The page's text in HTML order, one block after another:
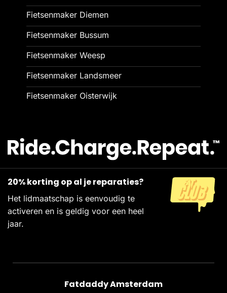
Fietsenmaker Diemen
Fietsenmaker Bussum
Fietsenmaker Weesp
Fietsenmaker Landsmeer
Fietsenmaker Oisterwijk
20% korting op al je reparaties?
Het lidmaatschap is eenvoudig te
activeren en is geldig voor een heel
jaar.
Fatdaddy Amsterdam